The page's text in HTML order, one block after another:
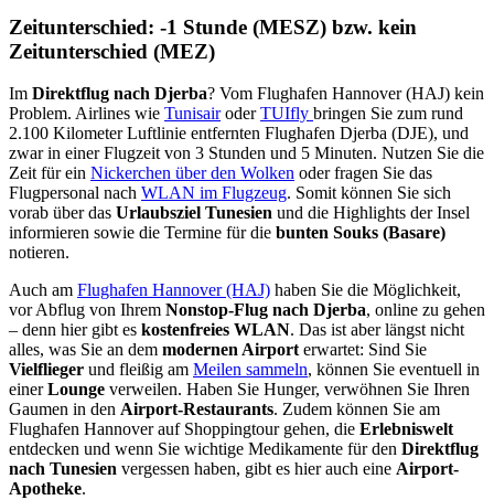
Zeitunterschied: -1 Stunde (MESZ) bzw. kein
Zeitunterschied (MEZ)
Im Direktflug nach Djerba? Vom Flughafen Hannover (HAJ) kein
Problem. Airlines wie TunisairoderTUIfly bringen Sie zum rund
2.100 Kilometer Luftlinie entfernten Flughafen Djerba (DJE), und
zwar in einer Flugzeit von 3 Stunden und 5 Minuten. Nutzen Sie die
Zeit für ein Nickerchen über den Wolken oder fragen Sie das
Flugpersonal nach WLAN im Flugzeug. Somit können Sie sich
vorab über das Urlaubsziel Tunesien und die Highlights der Insel
informieren sowie die Termine für die bunten Souks (Basare)
notieren.
Auch am Flughafen Hannover (HAJ) haben Sie die Möglichkeit,
vor Abflug von Ihrem Nonstop-Flug nach Djerba, online zu gehen
– denn hier gibt es kostenfreies WLAN. Das ist aber längst nicht
alles, was Sie an dem modernen Airport erwartet: Sind Sie
Vielflieger und fleißig am Meilen sammeln, können Sie eventuell in
einerLounge verweilen. Haben Sie Hunger, verwöhnen Sie Ihren
Gaumen in den Airport-Restaurants. Zudem können Sie am
Flughafen Hannover auf Shoppingtour gehen, die Erlebniswelt
entdecken und wenn Sie wichtige Medikamente für den Direktflug
nach Tunesien vergessen haben, gibt es hier auch eine Airport-
Apotheke.